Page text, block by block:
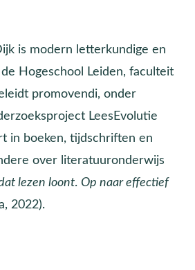
is modern letterkundige en
Hogeschool Leiden, faculteit
promovendi, onder
LeesEvolutie
in boeken, tijdschriften en
over literatuuronderwijs
lezen loont. Op naar effectief
2022).